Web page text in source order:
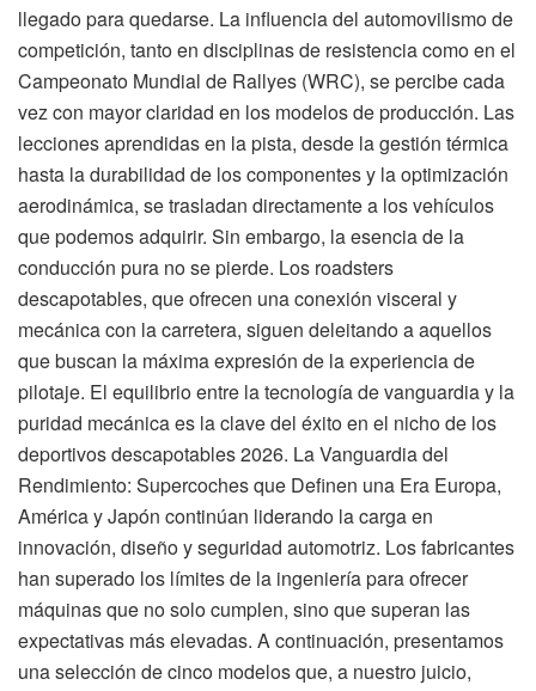
llegado para quedarse. La influencia del automovilismo de
competición, tanto en disciplinas de resistencia como en el
Campeonato Mundial de Rallyes (WRC), se percibe cada
vez con mayor claridad en los modelos de producción. Las
lecciones aprendidas en la pista, desde la gestión térmica
hasta la durabilidad de los componentes y la optimización
aerodinámica, se trasladan directamente a los vehículos
que podemos adquirir. Sin embargo, la esencia de la
conducción pura no se pierde. Los roadsters
descapotables, que ofrecen una conexión visceral y
mecánica con la carretera, siguen deleitando a aquellos
que buscan la máxima expresión de la experiencia de
pilotaje. El equilibrio entre la tecnología de vanguardia y la
puridad mecánica es la clave del éxito en el nicho de los
deportivos descapotables 2026. La Vanguardia del
Rendimiento: Supercoches que Definen una Era Europa,
América y Japón continúan liderando la carga en
innovación, diseño y seguridad automotriz. Los fabricantes
han superado los límites de la ingeniería para ofrecer
máquinas que no solo cumplen, sino que superan las
expectativas más elevadas. A continuación, presentamos
una selección de cinco modelos que, a nuestro juicio,